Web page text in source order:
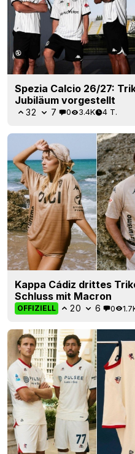
Spezia Calcio 26/27:
Jubiläum vorgestellt
32 7 0 3.4K 4 T.
Kappa Cádiz drittes
Schluss mit Macron
OFFIZIELL 20 6 0